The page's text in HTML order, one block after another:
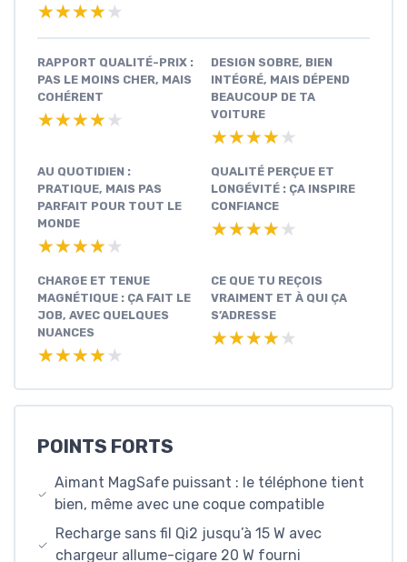
★★★★★
★★★★★
RAPPORT QUALITÉ-PRIX :
PAS LE MOINS CHER, MAIS
COHÉRENT
★★★★★
★★★★★
DESIGN SOBRE, BIEN
INTÉGRÉ, MAIS DÉPEND
BEAUCOUP DE TA
VOITURE
★★★★★
★★★★★
AU QUOTIDIEN :
PRATIQUE, MAIS PAS
PARFAIT POUR TOUT LE
MONDE
★★★★★
★★★★★
QUALITÉ PERÇUE ET
LONGÉVITÉ : ÇA INSPIRE
CONFIANCE
★★★★★
★★★★★
CHARGE ET TENUE
MAGNÉTIQUE : ÇA FAIT LE
JOB, AVEC QUELQUES
NUANCES
★★★★★
★★★★★
CE QUE TU REÇOIS
VRAIMENT ET À QUI ÇA
S’ADRESSE
★★★★★
★★★★★
POINTS FORTS
Aimant MagSafe puissant : le téléphone tient
bien, même avec une coque compatible
Recharge sans fil Qi2 jusqu’à 15 W avec
chargeur allume-cigare 20 W fourni